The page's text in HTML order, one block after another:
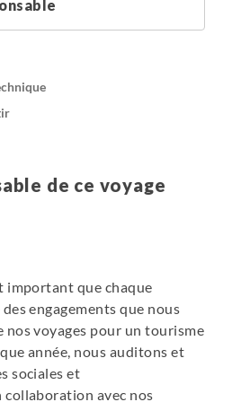
au fait d’avoir laissé la nature
s’est produit une incroyable
a recréé des habitats naturels
papillons, les oiseaux et les
d’une beauté remarquable
un pavillon, un musée et des
porte d’entrée vers la nature
Arenal et est situé à proximité
une vue directe sur le volcan
aucun détail depuis votre
privée. Piscine sur place.
de ce voyage
important que chaque
engagements que nous
nos voyages pour un tourisme
année, nous auditons et
sociales et
avec nos